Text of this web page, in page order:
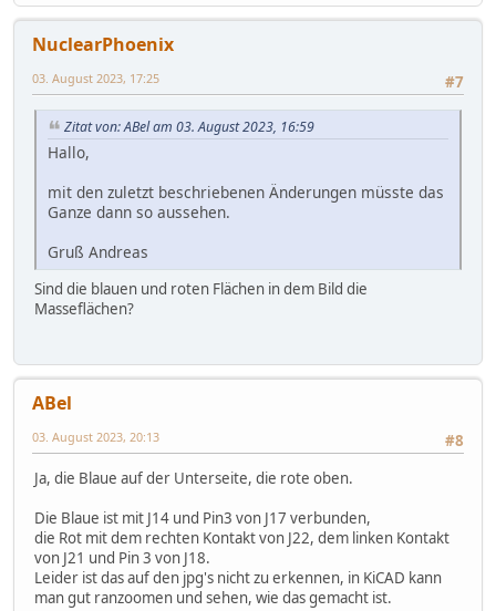
NuclearPhoenix
#7
03. August 2023, 17:25
Zitat von: ABel am 03. August 2023, 16:59
Hallo,
mit den zuletzt beschriebenen Änderungen müsste das
Ganze dann so aussehen.
Gruß Andreas
Sind die blauen und roten Flächen in dem Bild die
Masseflächen?
ABel
#8
03. August 2023, 20:13
Ja, die Blaue auf der Unterseite, die rote oben.
Die Blaue ist mit J14 und Pin3 von J17 verbunden,
die Rot mit dem rechten Kontakt von J22, dem linken Kontakt
von J21 und Pin 3 von J18.
Leider ist das auf den jpg's nicht zu erkennen, in KiCAD kann
man gut ranzoomen und sehen, wie das gemacht ist.